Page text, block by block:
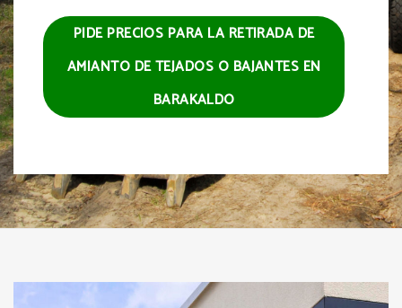
PIDE PRECIOS PARA LA RETIRADA DE
AMIANTO DE TEJADOS O BAJANTES EN
BARAKALDO